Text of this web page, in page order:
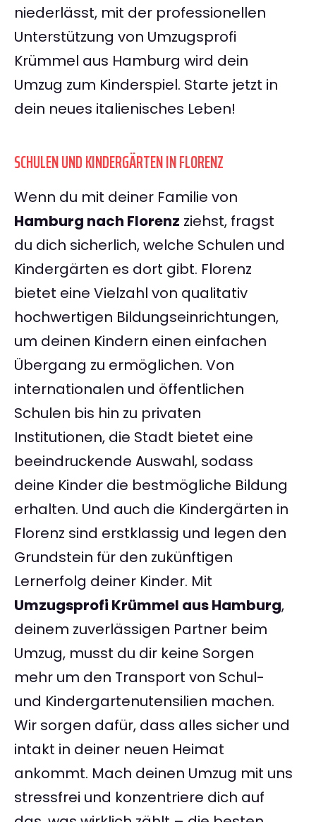
niederlässt, mit der professionellen
Unterstützung von Umzugsprofi
Krümmel aus Hamburg wird dein
Umzug zum Kinderspiel. Starte jetzt in
dein neues italienisches Leben!
SCHULEN UND KINDERGÄRTEN IN FLORENZ
Wenn du mit deiner Familie von
Hamburg nach Florenz ziehst, fragst
du dich sicherlich, welche Schulen und
Kindergärten es dort gibt. Florenz
bietet eine Vielzahl von qualitativ
hochwertigen Bildungseinrichtungen,
um deinen Kindern einen einfachen
Übergang zu ermöglichen. Von
internationalen und öffentlichen
Schulen bis hin zu privaten
Institutionen, die Stadt bietet eine
beeindruckende Auswahl, sodass
deine Kinder die bestmögliche Bildung
erhalten. Und auch die Kindergärten in
Florenz sind erstklassig und legen den
Grundstein für den zukünftigen
Lernerfolg deiner Kinder. Mit
Umzugsprofi Krümmel aus Hamburg,
deinem zuverlässigen Partner beim
Umzug, musst du dir keine Sorgen
mehr um den Transport von Schul-
und Kindergartenutensilien machen.
Wir sorgen dafür, dass alles sicher und
intakt in deiner neuen Heimat
ankommt. Mach deinen Umzug mit uns
stressfrei und konzentriere dich auf